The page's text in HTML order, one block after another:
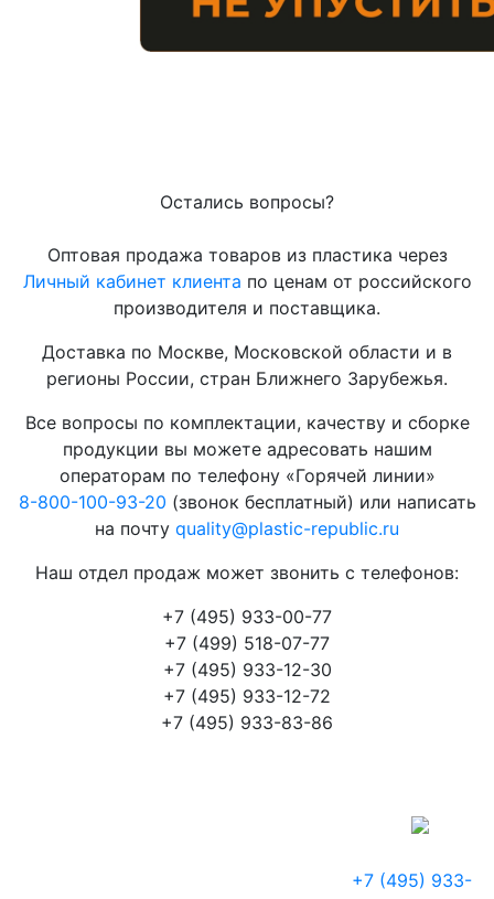
Остались вопросы?
Оптовая продажа товаров из пластика через
Личный кабинет клиента по ценам от российского
производителя и поставщика.
Доставка по Москве, Московской области и в
регионы России, стран Ближнего Зарубежья.
Все вопросы по комплектации, качеству и сборке
продукции вы можете адресовать нашим
операторам по телефону «Горячей линии»
8-800-100-93-20 (звонок бесплатный) или написать
на почту quality@plastic-republic.ru
Наш отдел продаж может звонить с телефонов:
+7 (495) 933-00-77
+7 (499) 518-07-77
+7 (495) 933-12-30
+7 (495) 933-12-72
+7 (495) 933-83-86
+7 (495) 933-